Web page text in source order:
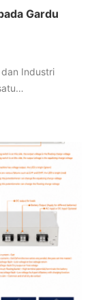
Gardu
Industri